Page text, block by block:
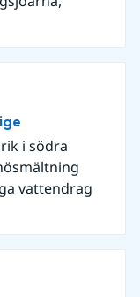
i södra
vattendrag